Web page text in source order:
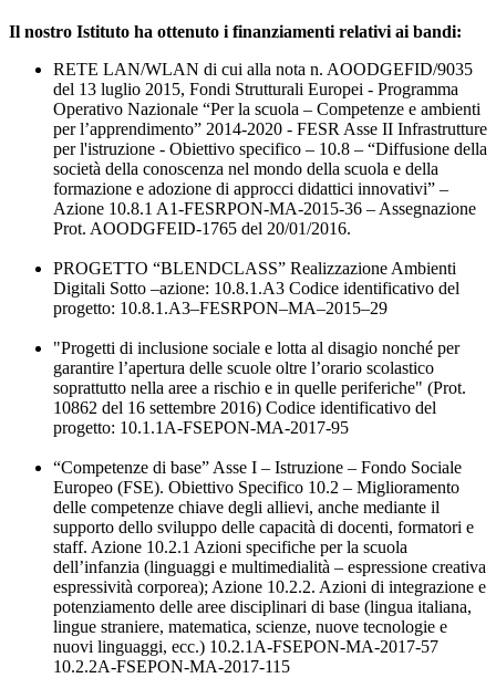
Il nostro Istituto ha ottenuto i finanziamenti relativi ai bandi:
RETE LAN/WLAN di cui alla nota n. AOODGEFID/9035
del 13 luglio 2015, Fondi Strutturali Europei - Programma
Operativo Nazionale “Per la scuola – Competenze e ambienti
per l’apprendimento” 2014-2020 - FESR Asse II Infrastrutture
per l'istruzione - Obiettivo specifico – 10.8 – “Diffusione della
società della conoscenza nel mondo della scuola e della
formazione e adozione di approcci didattici innovativi” –
Azione 10.8.1 A1-FESRPON-MA-2015-36 – Assegnazione
Prot. AOODGFEID-1765 del 20/01/2016.
PROGETTO “BLENDCLASS” Realizzazione Ambienti
Digitali Sotto –azione: 10.8.1.A3 Codice identificativo del
progetto: 10.8.1.A3–FESRPON–MA–2015–29
"Progetti di inclusione sociale e lotta al disagio nonché per
garantire l’apertura delle scuole oltre l’orario scolastico
soprattutto nella aree a rischio e in quelle periferiche" (Prot.
10862 del 16 settembre 2016) Codice identificativo del
progetto: 10.1.1A-FSEPON-MA-2017-95
“Competenze di base” Asse I – Istruzione – Fondo Sociale
Europeo (FSE). Obiettivo Specifico 10.2 – Miglioramento
delle competenze chiave degli allievi, anche mediante il
supporto dello sviluppo delle capacità di docenti, formatori e
staff. Azione 10.2.1 Azioni specifiche per la scuola
dell’infanzia (linguaggi e multimedialità – espressione creativa
espressività corporea); Azione 10.2.2. Azioni di integrazione e
potenziamento delle aree disciplinari di base (lingua italiana,
lingue straniere, matematica, scienze, nuove tecnologie e
nuovi linguaggi, ecc.) 10.2.1A-FSEPON-MA-2017-57
10.2.2A-FSEPON-MA-2017-115